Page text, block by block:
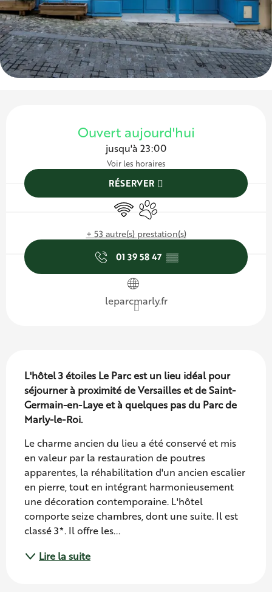
Ouverture et coordonnées
Ouvert aujourd'hui
jusqu'à 23:00
Voir les horaires
RÉSERVER
WiFi Animaux acceptés
+ 53 autre(s) prestation(s)
01 39 58 47 ▒▒
leparcmarly.fr
Description
L'hôtel 3 étoiles Le Parc est un lieu idéal pour
séjourner à proximité de Versailles et de Saint-
Germain-en-Laye et à quelques pas du Parc de
Marly-le-Roi.
Le charme ancien du lieu a été conservé et mis
en valeur par la restauration de poutres
apparentes, la réhabilitation d'un ancien escalier
en pierre, tout en intégrant harmonieusement
une décoration contemporaine. L'hôtel
comporte seize chambres, dont une suite. Il est
classé 3*. Il offre les...
Lire la suite